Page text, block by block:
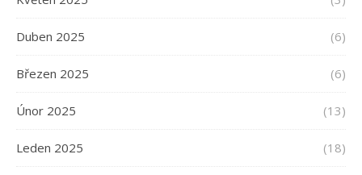
Duben 2025 (6)
Březen 2025 (6)
Únor 2025 (13)
Leden 2025 (18)